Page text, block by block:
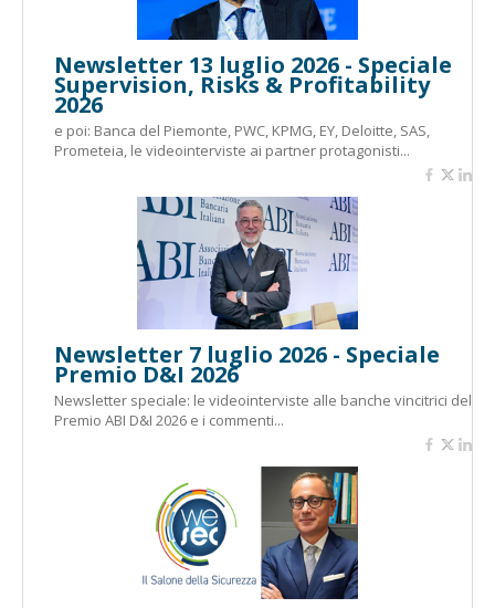
Newsletter 13 luglio 2026 - Speciale
Supervision, Risks & Profitability
2026
e poi: Banca del Piemonte, PWC, KPMG, EY, Deloitte, SAS,
Prometeia, le videointerviste ai partner protagonisti...
Newsletter 7 luglio 2026 - Speciale
Premio D&I 2026
Newsletter speciale: le videointerviste alle banche vincitrici del
Premio ABI D&I 2026 e i commenti...